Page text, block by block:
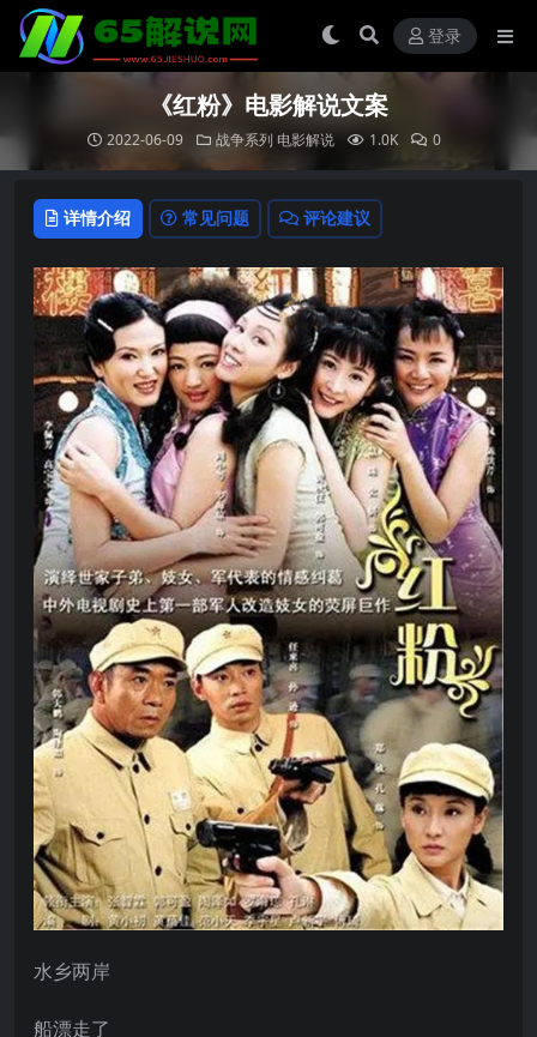
登录
《红粉》电影解说文案
2022-06-09 战争系列 电影解说 1.0K 0
详情介绍 常见问题 评论建议
水乡两岸
船漂走了